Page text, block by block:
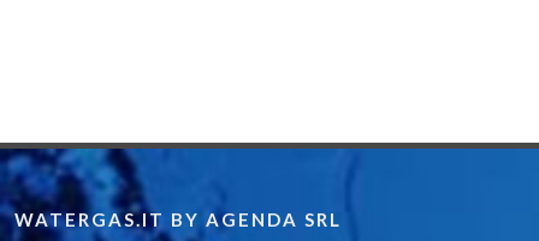
WATERGAS.IT BY AGENDA SRL